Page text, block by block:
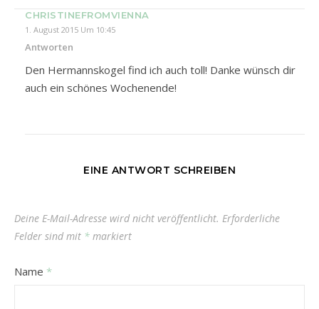
CHRISTINEFROMVIENNA
1. August 2015 Um 10:45
Antworten
Den Hermannskogel find ich auch toll! Danke wünsch dir
auch ein schönes Wochenende!
EINE ANTWORT SCHREIBEN
Deine E-Mail-Adresse wird nicht veröffentlicht. Erforderliche
Felder sind mit * markiert
Name *